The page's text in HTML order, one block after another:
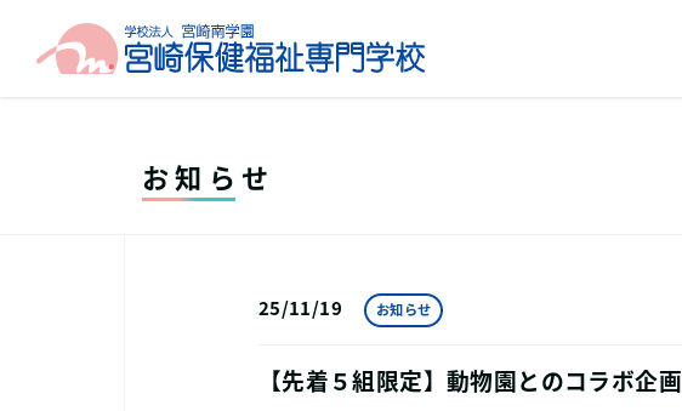
お知らせ
25/11/19 お知らせ
【先着５組限定】動物園とのコラボ企画